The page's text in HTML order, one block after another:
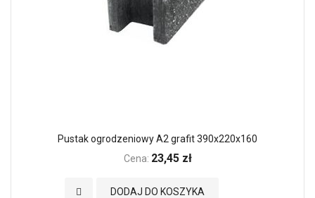
Pustak ogrodzeniowy A2 grafit 390x220x160
Cena: 23,45 zł
DODAJ DO KOSZYKA
Dodaj do Ulubionych